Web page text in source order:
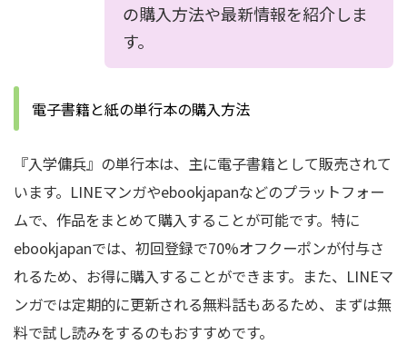
の購入方法や最新情報を紹介しま
す。
電子書籍と紙の単行本の購入方法
『入学傭兵』の単行本は、主に電子書籍として販売されて
います。LINEマンガやebookjapanなどのプラットフォー
ムで、作品をまとめて購入することが可能です。特に
ebookjapanでは、初回登録で70%オフクーポンが付与さ
れるため、お得に購入することができます。また、LINEマ
ンガでは定期的に更新される無料話もあるため、まずは無
料で試し読みをするのもおすすめです。